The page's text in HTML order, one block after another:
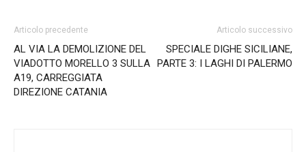
Articolo precedente
AL VIA LA DEMOLIZIONE DEL
VIADOTTO MORELLO 3 SULLA
A19, CARREGGIATA
DIREZIONE CATANIA
Articolo successivo
SPECIALE DIGHE SICILIANE,
PARTE 3: I LAGHI DI PALERMO